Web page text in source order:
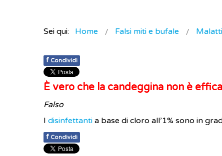
Sei qui: Home Falsi miti e bufale
f Condividi
È vero che la candeggina non è
Falso
I disinfettanti a base di cloro all’1% sono in
f Condividi